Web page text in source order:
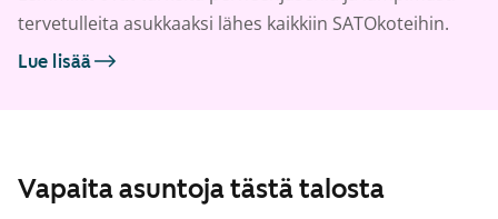
tervetulleita asukkaaksi lähes kaikkiin SATOkoteihin.
Lue lisää
Vapaita asuntoja tästä talosta
/22